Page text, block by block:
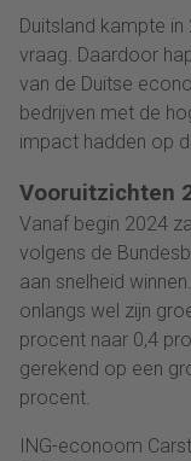
Duitsland kampte
vraag. Daardoor
van de Duitse
bedrijven met de
impact hadden op
Vooruitzichten
Vanaf begin 2024
volgens de
aan snelheid
onlangs wel zijn
procent naar 0,4
gerekend op een
procent.
ING-econoom